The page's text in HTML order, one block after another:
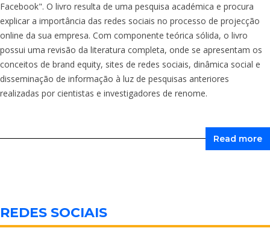
Facebook". O livro resulta de uma pesquisa académica e procura
explicar a importância das redes sociais no processo de projecção
online da sua empresa. Com componente teórica sólida, o livro
possui uma revisão da literatura completa, onde se apresentam os
conceitos de brand equity, sites de redes sociais, dinâmica social e
disseminação de informação à luz de pesquisas anteriores
realizadas por cientistas e investigadores de renome.
Read more
REDES SOCIAIS